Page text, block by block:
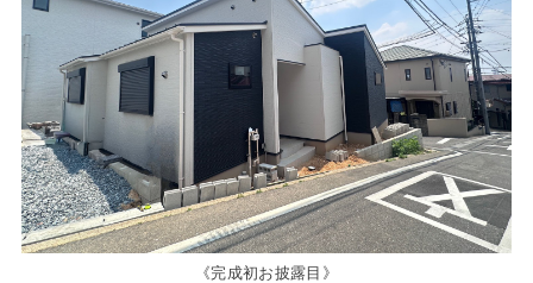
《完成初お披露目》